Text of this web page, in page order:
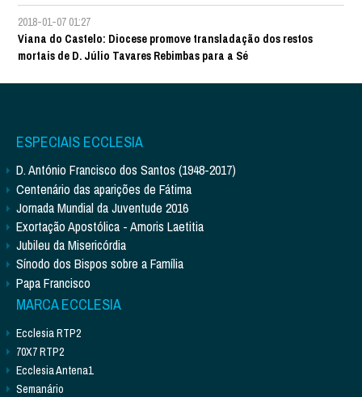
2018-01-07 01:27
Viana do Castelo: Diocese promove transladação dos restos
mortais de D. Júlio Tavares Rebimbas para a Sé
ESPECIAIS ECCLESIA
D. António Francisco dos Santos (1948-2017)
Centenário das aparições de Fátima
Jornada Mundial da Juventude 2016
Exortação Apostólica - Amoris Laetitia
Jubileu da Misericórdia
Sínodo dos Bispos sobre a Família
Papa Francisco
MARCA ECCLESIA
Ecclesia RTP2
70X7 RTP2
Ecclesia Antena1
Semanário